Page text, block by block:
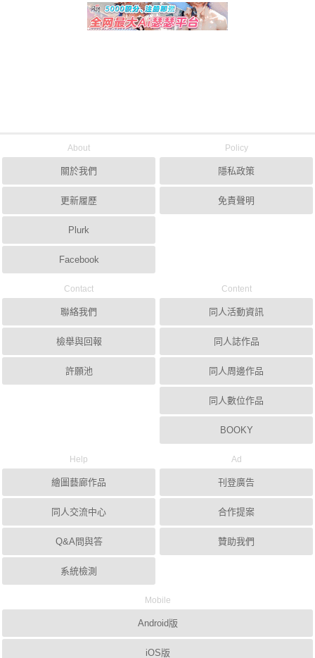
About
關於我們
更新履歷
Plurk
Facebook
Policy
隱私政策
免責聲明
Contact
聯絡我們
檢舉與回報
許願池
Content
同人活動資訊
同人誌作品
同人周邊作品
同人數位作品
BOOKY
Help
繪圖藝廊作品
同人交流中心
Q&A問與答
系統檢測
Ad
刊登廣告
合作提案
贊助我們
Mobile
Android版
iOS版